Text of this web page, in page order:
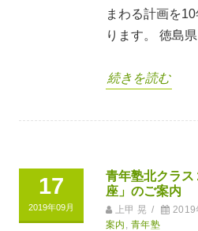
まわる計画を
ります。 徳島
続きを読む
17
2019年09月
青年塾北クラ
座」のご案内
上甲 晃 / 2019
案内
青年塾